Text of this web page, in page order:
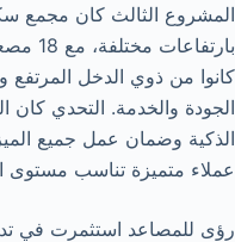
كانوا من ذوي الدخل المرتفع
الجودة والخدمة. التحدي كان
الذكية وضمان عمل جميع
عملاء متميزة تناسب مستوى
رؤى للمصاعد استثمرت في